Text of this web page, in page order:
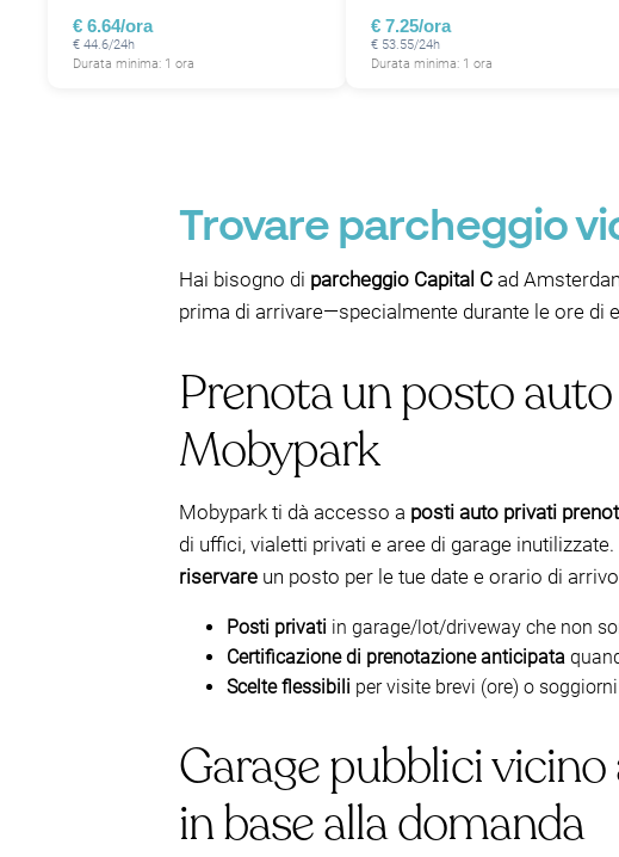
€ 6.64/ora
€ 44.6/24h
Durata minima: 1 ora
€ 7.25/ora
€ 53.55/24h
Durata minima: 1 ora
Trovare parcheggio
Hai bisogno di parcheggio Capital C ad
prima di arrivare—specialmente durante le ore di
Prenota un posto
Mobypark
Mobypark ti dà accesso a posti auto privati
di uffici, vialetti privati e aree di garage
riservare un posto per le tue date e orario di
Posti privati in garage/lot/driveway che non
Certificazione di prenotazione anticipata
Scelte flessibili per visite brevi (ore) o
Garage pubblici
in base alla domanda